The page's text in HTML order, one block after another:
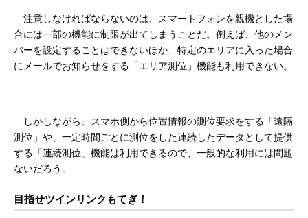
注意しなければならないのは、スマートフォンを親機とした場
合には一部の機能に制限が出てしまうことだ。例えば、他のメン
バーを設定することはできないほか、特定のエリアに入った場合
にメールでお知らせをする「エリア測位」機能も利用できない。
しかしながら、スマホ側から位置情報の測位要求をする「遠隔
測位」や、一定時間ごとに測位をした連続したデータとして提供
する「連続測位」機能は利用できるので、一般的な利用には問題
ないだろう。
目指せツインリンクもてぎ！